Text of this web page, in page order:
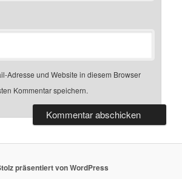
Adresse und Website in diesem Browser
Kommentar speichern.
präsentiert von WordPress